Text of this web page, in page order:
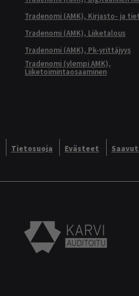
Tradenomi (AMK), Kirjasto- ja
Tradenomi (AMK), Liiketalous
Tradenomi (AMK), Pk-yrittäjyys
Tradenomi (ylempi AMK),
Liiketoimintaosaaminen
Tietosuoja Evästeet
University Alliance logo
Karvi Auditoitu